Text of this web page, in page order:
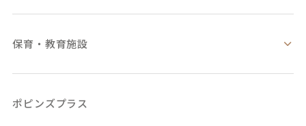
保育・教育施設
ポピンズプラス